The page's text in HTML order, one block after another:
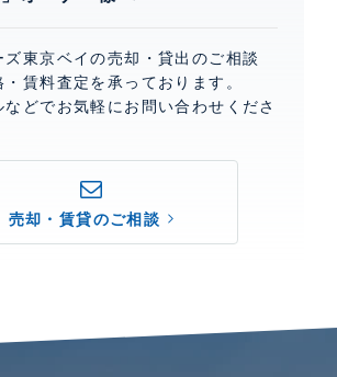
ズ東京ベイの売却・貸出のご相談
賃料査定を承っております。
などでお気軽にお問い合わせくださ
売却・賃貸のご相談